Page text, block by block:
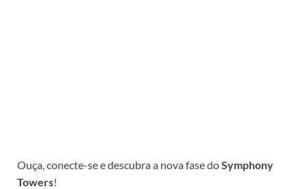
Ouça, conecte-se e descubra a nova fase doSymphony
Towers!